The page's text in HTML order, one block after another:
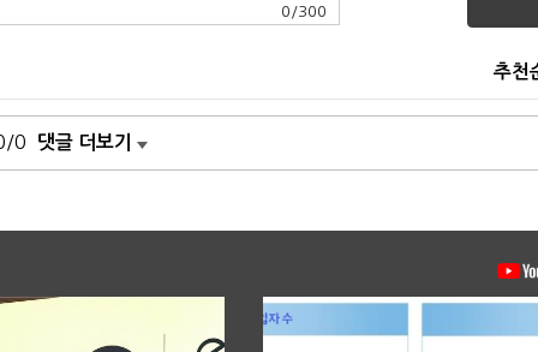
0 /300
추천
0 댓글 더보기